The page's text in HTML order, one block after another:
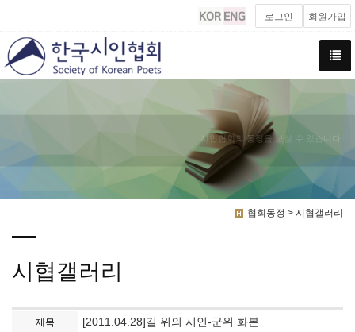
로그인 회원가입
시인협회의 동정을 보실 수 있습니다.
협회동정 > 시협갤러리
시협갤러리
제목 [2011.04.28]길 위의 시인-군위 화본